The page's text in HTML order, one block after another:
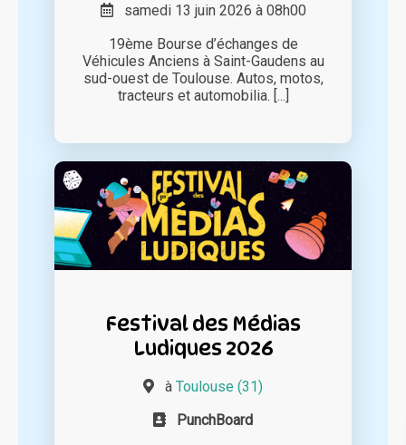
samedi 13 juin 2026 à 08h00
19ème Bourse d’échanges de
Véhicules Anciens à Saint-Gaudens au
sud-ouest de Toulouse. Autos, motos,
tracteurs et automobilia. [...]
Festival des Médias
Ludiques 2026
à Toulouse (31)
PunchBoard